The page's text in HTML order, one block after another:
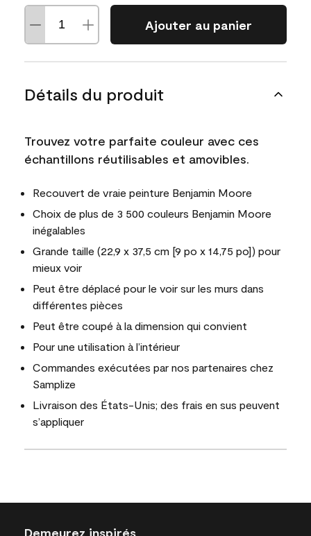
Ajouter au panier
Détails du produit
Trouvez votre parfaite couleur avec ces
échantillons réutilisables et amovibles.
Recouvert de vraie peinture Benjamin Moore
Choix de plus de 3 500 couleurs Benjamin Moore
inégalables
Grande taille (22,9 x 37,5 cm [9 po x 14,75 po]) pour
mieux voir
Peut être déplacé pour le voir sur les murs dans
différentes pièces
Peut être coupé à la dimension qui convient
Pour une utilisation à l’intérieur
Commandes exécutées par nos partenaires chez
Samplize
Livraison des États-Unis; des frais en sus peuvent
s’appliquer
Demeurez inspirés